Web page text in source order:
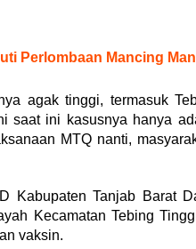
Perlombaan Mancing
agak tinggi, termasuk
saat ini kasusnya hanya
MTQ nanti,
Kabupaten Tanjab Barat
Kecamatan Tebing
vaksin.